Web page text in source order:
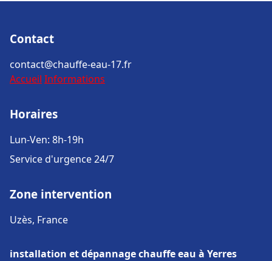
Contact
contact@chauffe-eau-17.fr
Accueil Informations
Horaires
Lun-Ven: 8h-19h
Service d'urgence 24/7
Zone intervention
Uzès, France
installation et dépannage chauffe eau à Yerres